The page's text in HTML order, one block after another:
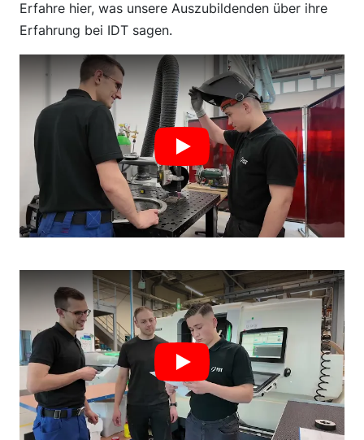
Erfahre hier, was unsere Auszubildenden über ihre
Erfahrung bei IDT sagen.
t7hCWqvOnv0
x7B2awMHJ64